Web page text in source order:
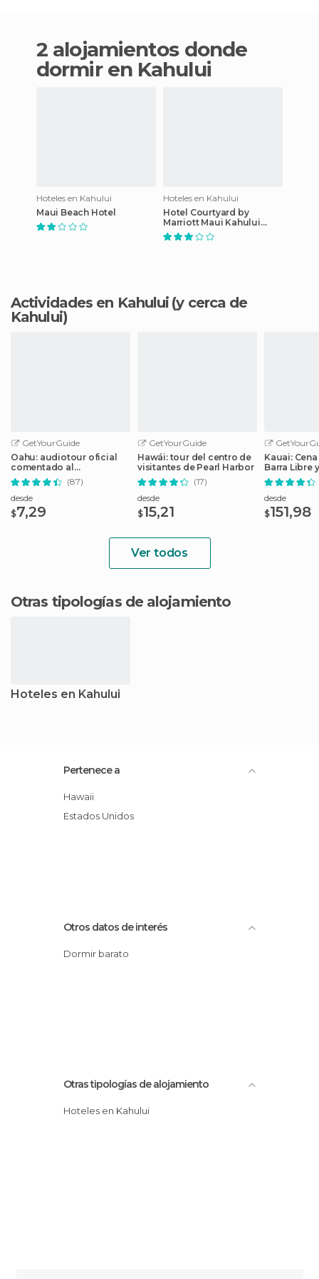
2 alojamientos donde
dormir en Kahului
Hoteles en Kahului
Maui Beach Hotel
Hoteles en Kahului
Hotel Courtyard by
Marriott Maui Kahului
Airport
Actividades en Kahului (y cerca de
Kahului)
GetYourGuide
Oahu: audiotour oficial
comentado al
monumento USS Arizona
(87)
desde
$7,29
GetYourGuide
Hawái: tour del centro de
visitantes de Pearl Harbor
(17)
desde
$15,21
Kauai:
Barra Libre
Luau
desde
$151,98
Ver todos
Otras tipologías de alojamiento
Hoteles en Kahului
Pertenece a
Hawaii
Estados Unidos
Otros datos de interés
Dormir barato
Otras tipologías de alojamiento
Hoteles en Kahului